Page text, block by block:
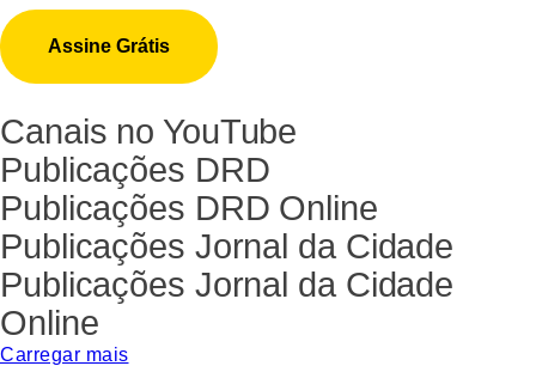
Canais no YouTube
Publicações DRD
Publicações DRD Online
Publicações Jornal da Cidade
Publicações Jornal da Cidade
Online
Carregar mais